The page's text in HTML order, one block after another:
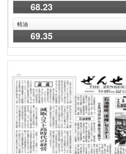
68.23
軽油
69.35